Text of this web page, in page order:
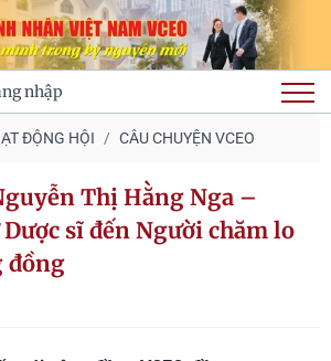
nhập
ĐỘNG HỘI CÂU CHUYỆN VCEO
Thị Hằng Nga –
sĩ đến Người chăm lo
đồng